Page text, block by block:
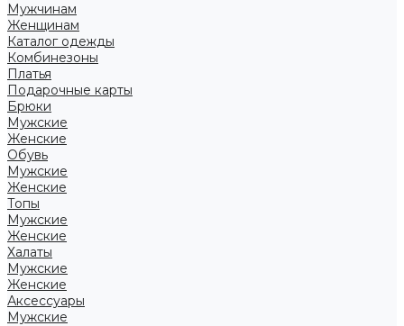
Мужчинам
Женщинам
Каталог одежды
Комбинезоны
Платья
Подарочные карты
Брюки
Мужские
Женские
Обувь
Мужские
Женские
Топы
Мужские
Женские
Халаты
Мужские
Женские
Аксессуары
Мужские